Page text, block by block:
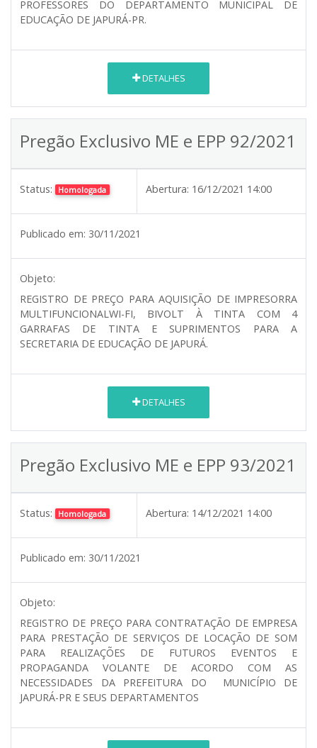
PROFESSORES DO DEPARTAMENTO MUNICIPAL DE
EDUCAÇÃO DE JAPURÁ-PR.
DETALHES
Pregão Exclusivo ME e EPP 92/2021
Status: Homologada Abertura: 16/12/2021 14:00
Publicado em: 30/11/2021
Objeto:
REGISTRO DE PREÇO PARA AQUISIÇÃO DE IMPRESORRA
MULTIFUNCIONALWI-FI, BIVOLT À TINTA COM 4
GARRAFAS DE TINTA E SUPRIMENTOS PARA A
SECRETARIA DE EDUCAÇÃO DE JAPURÁ.
DETALHES
Pregão Exclusivo ME e EPP 93/2021
Status: Homologada Abertura: 14/12/2021 14:00
Publicado em: 30/11/2021
Objeto:
REGISTRO DE PREÇO PARA CONTRATAÇÃO DE EMPRESA
PARA PRESTAÇÃO DE SERVIÇOS DE LOCAÇÃO DE SOM
PARA REALIZAÇÕES DE FUTUROS EVENTOS E
PROPAGANDA VOLANTE DE ACORDO COM AS
NECESSIDADES DA PREFEITURA DO MUNICÍPIO DE
JAPURÁ-PR E SEUS DEPARTAMENTOS